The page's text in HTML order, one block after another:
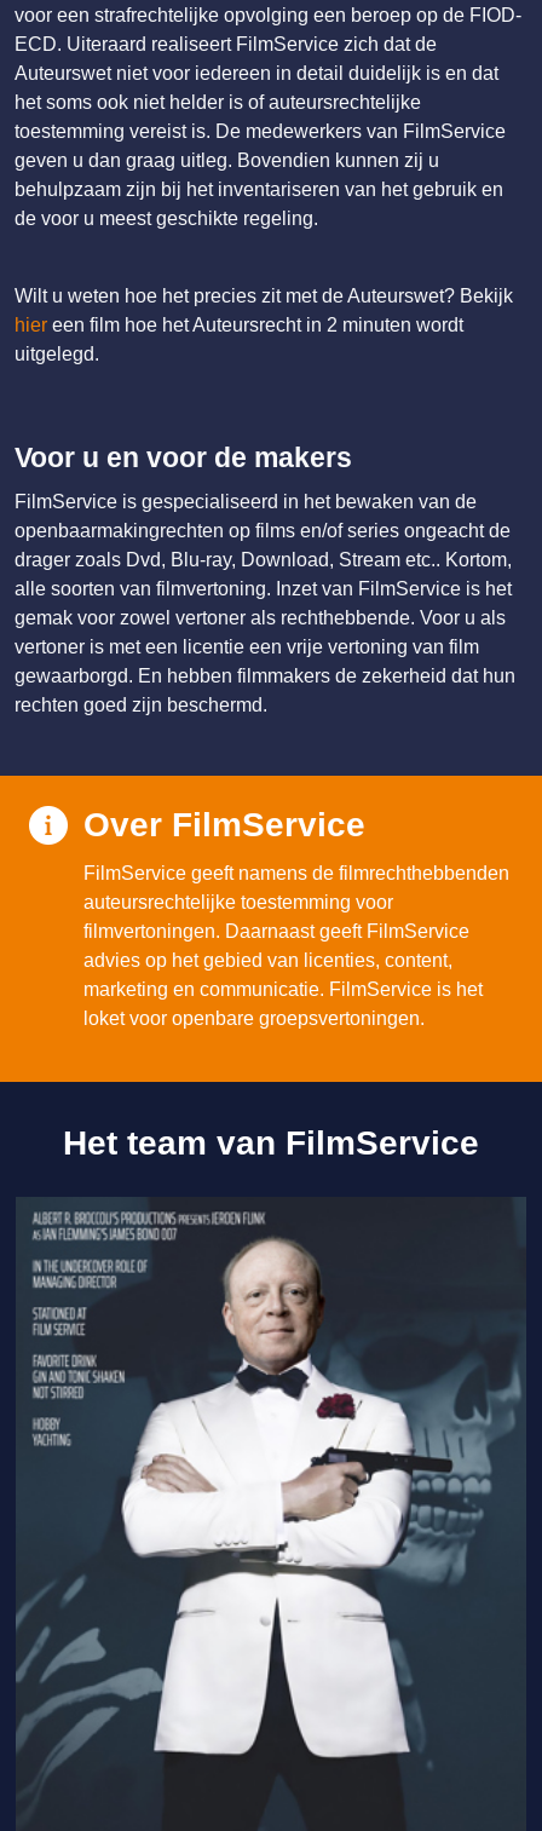
voor een strafrechtelijke opvolging een beroep op de FIOD-
ECD. Uiteraard realiseert FilmService zich dat de
Auteurswet niet voor iedereen in detail duidelijk is en dat
het soms ook niet helder is of auteursrechtelijke
toestemming vereist is. De medewerkers van FilmService
geven u dan graag uitleg. Bovendien kunnen zij u
behulpzaam zijn bij het inventariseren van het gebruik en
de voor u meest geschikte regeling.
Wilt u weten hoe het precies zit met de Auteurswet? Bekijk
hier een film hoe het Auteursrecht in 2 minuten wordt
uitgelegd.
Voor u en voor de makers
FilmService is gespecialiseerd in het bewaken van de
openbaarmakingrechten op films en/of series ongeacht de
drager zoals Dvd, Blu-ray, Download, Stream etc.. Kortom,
alle soorten van filmvertoning. Inzet van FilmService is het
gemak voor zowel vertoner als rechthebbende. Voor u als
vertoner is met een licentie een vrije vertoning van film
gewaarborgd. En hebben filmmakers de zekerheid dat hun
rechten goed zijn beschermd.
Over FilmService
FilmService geeft namens de filmrechthebbenden
auteursrechtelijke toestemming voor
filmvertoningen. Daarnaast geeft FilmService
advies op het gebied van licenties, content,
marketing en communicatie. FilmService is het
loket voor openbare groepsvertoningen.
Het team van FilmService